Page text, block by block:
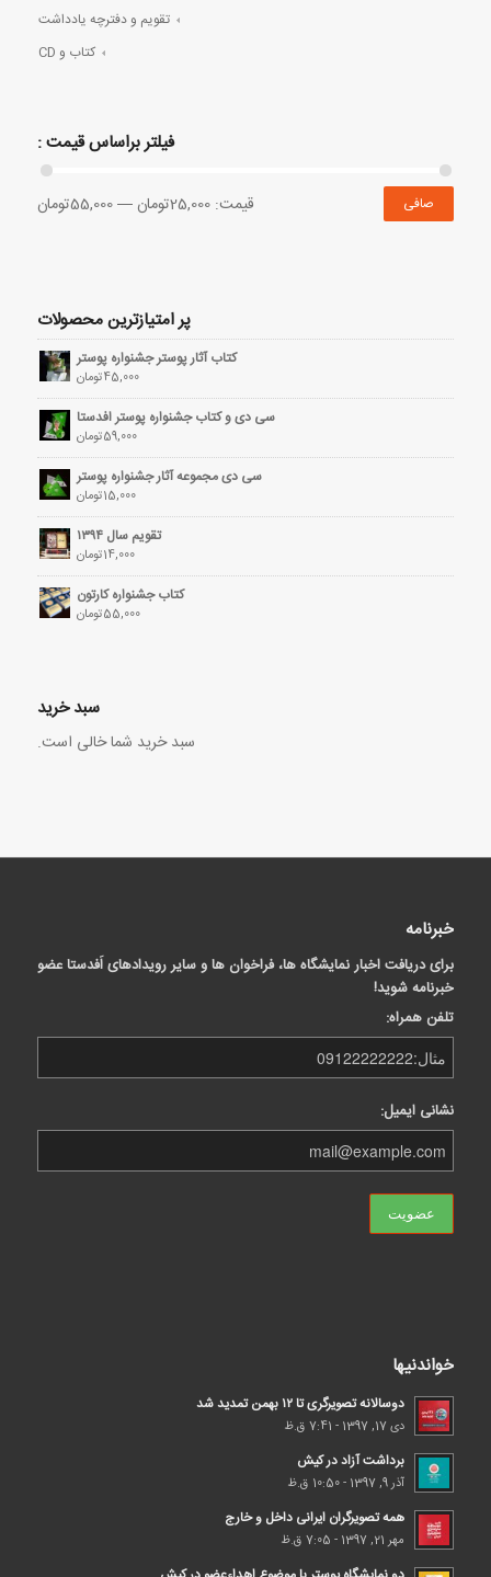
تقویم و دفترچه یادداشت
کتاب و CD
فیلتر براساس قیمت :
صافی قيمت:25,000تومان —55,000تومان
پر امتیازترین محصولات
کتاب آثار پوستر جشنواره پوستر
45,000تومان
سی دی و کتاب جشنواره پوستر افدستا
59,000تومان
سی دی مجموعه آثار جشنواره پوستر
15,000تومان
تقویم سال ۱۳۹۴
14,000تومان
کتاب جشنواره کارتون
55,000تومان
سبد خرید
سبد خرید شما خالی است.
خبرنامه
برای دریافت اخبار نمایشگاه ها، فراخوان ها و سایر رویدادهای اَفدستا عضو
خبرنامه شوید!
تلفن همراه:
نشانی ایمیل:
خواندنیها
دوسالانه تصویرگری تا ۱۲ بهمن تمدید شد
دی 17, 1397 - 7:41 ق.ظ
برداشت آزاد در کیش
آذر 9, 1397 - 10:50 ق.ظ
همه تصویرگران ایرانی داخل و خارج
مهر 21, 1397 - 7:05 ق.ظ